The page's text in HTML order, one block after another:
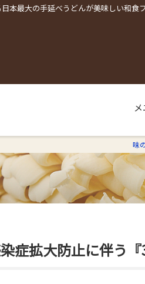
最大の手延べうどんが美味しい和食
味
症拡大防止に伴う